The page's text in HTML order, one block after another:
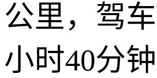
公里，驾
小时40分钟